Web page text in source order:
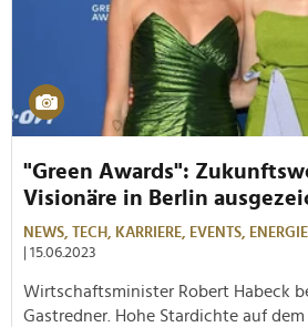
"Green Awards":
Visionäre in Berlin
NEWS, TECH, KARRIERE, EVENTS,
| 15.06.2023
Wirtschaftsminister Robert Habeck
Gastredner. Hohe Stardichte auf dem